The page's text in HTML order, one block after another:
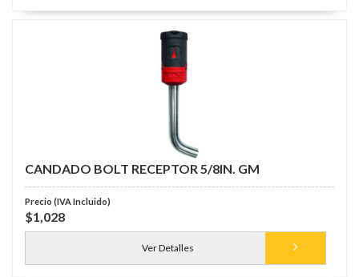
CANDADO BOLT RECEPTOR 5/8IN. GM
$1,028
Ver Detalles